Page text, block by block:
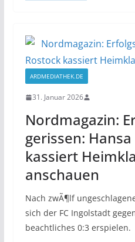
ARDMEDIATHEK.DE
31. Januar 2026
Nordmagazin:
gerissen:
kassiert
anschauen
Nach zwÃ¶lf
sich der FC Ingolstadt
beachtliches 0:3 erspielen.